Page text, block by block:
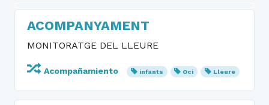
ACOMPANYAMENT
MONITORATGE DEL LLEURE
Acompañamiento infants Oci Lleure